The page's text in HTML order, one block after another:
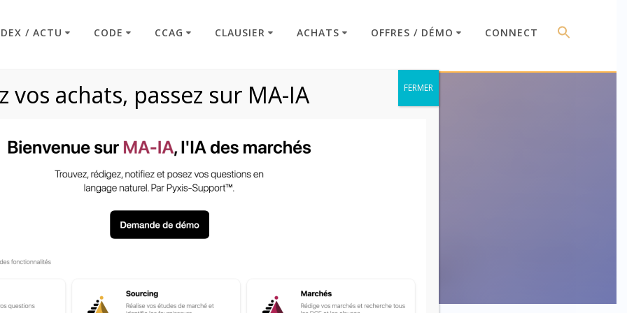
/ ACTU CODE CCAG CLAUSIER ACHATS OFFRES / DÉMO CONNECT
Indice de révision
Code : Commande Publique
vos achats, passez sur MA-IA FERMER